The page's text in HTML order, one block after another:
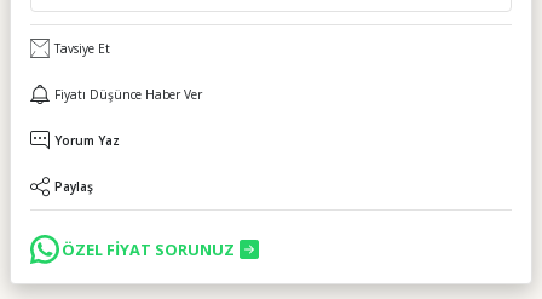
Tavsiye Et
Fiyatı Düşünce Haber Ver
Yorum Yaz
Paylaş
ÖZEL FİYAT SORUNUZ